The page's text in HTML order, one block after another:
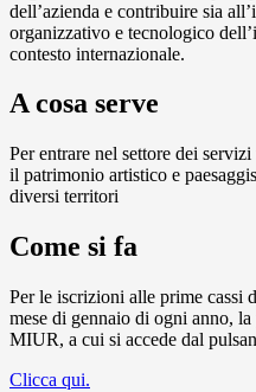
dell’azienda e contribuire sia
organizzativo e tecnologico
contesto internazionale.
A cosa serve
Per entrare nel settore dei
il patrimonio artistico e
diversi territori
Come si fa
Per le iscrizioni alle prime cassi
mese di gennaio di ogni anno,
MIUR, a cui si accede dal
Clicca qui.